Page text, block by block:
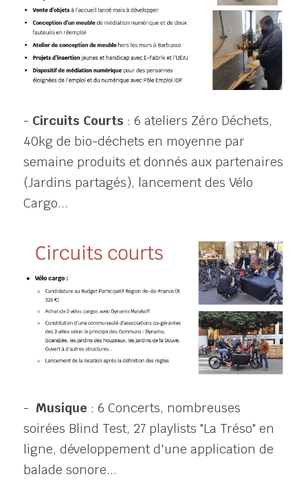
- Circuits Courts : 6 ateliers Zéro Déchets,
40kg de bio-déchets en moyenne par
semaine produits et donnés aux partenaires
(Jardins partagés), lancement des Vélo
Cargo...
- Musique : 6 Concerts, nombreuses
soirées Blind Test, 27 playlists "La Tréso" en
ligne, développement d'une application de
balade sonore...